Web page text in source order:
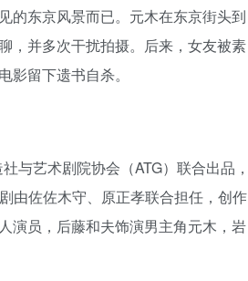
的东京风景而已。元木在东京街头到
，并多次干扰拍摄。后来，女友被素
留下遗书自杀。
与艺术剧院协会（ATG）联合出品，
由佐佐木守、原正孝联合担任，创作
演员，后藤和夫饰演男主角元木，岩